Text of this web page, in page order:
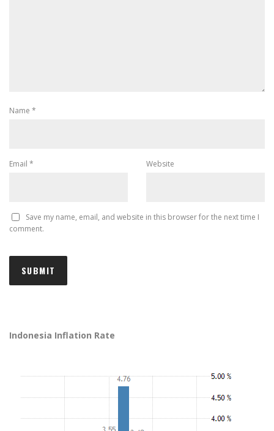
Name *
Email * Website
Save my name, email, and website in this browser for the next time I
comment.
Indonesia Inflation Rate